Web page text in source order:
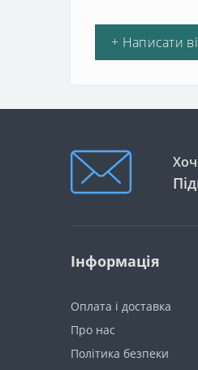
+ Написати
Інформація
Оплата і доставка
Про нас
Політика безпеки